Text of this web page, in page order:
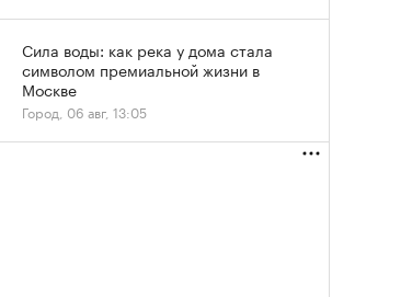
Сила воды: как река у дома стала
символом премиальной жизни в
Москве
Город, 06 авг, 13:05